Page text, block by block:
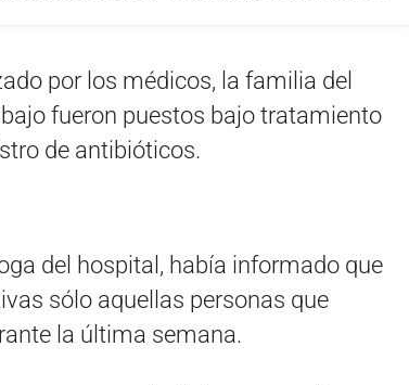
por los médicos, la familia del
fueron puestos bajo tratamiento
de antibióticos.
del hospital, había informado que
sólo aquellas personas que
la última semana.